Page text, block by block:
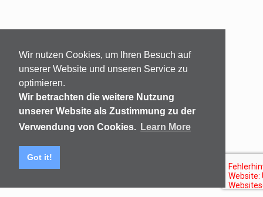
Wir nutzen Cookies, um Ihren Besuch auf
unserer Website und unseren Service zu
optimieren.
Wir betrachten die weitere Nutzung
unserer Website als Zustimmung zu der
Verwendung von Cookies. Learn More
Got it!